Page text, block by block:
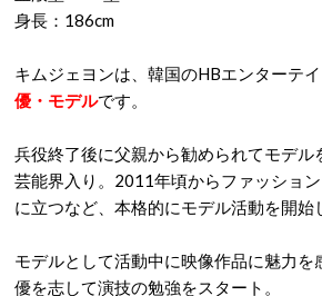
身長：186cm
キムジェヨンは、韓国のHBエンターテ
優・モデルです。
兵役終了後に父親から勧められてモデル
芸能界入り。2011年頃からファッショ
に立つなど、本格的にモデル活動を開始
モデルとして活動中に映像作品に魅力を
優を志して演技の勉強をスタート。